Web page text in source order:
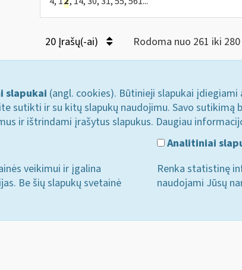
20 Įrašų(-ai) Rodoma nuo 261 iki
slapukai (angl. cookies). Būtinieji slapukai
sutikti ir su kitų slapukų naudojimu. Savo
ir ištrindami įrašytus slapukus. Daugiau
veikimui ir įgalina
Be šių slapukų svetainė
Analitiniai
Renka statistinę
naudojami Jūsų